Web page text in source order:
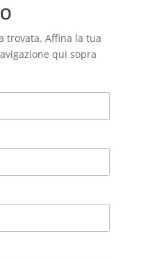
trovata. Affina la tua
qui sopra